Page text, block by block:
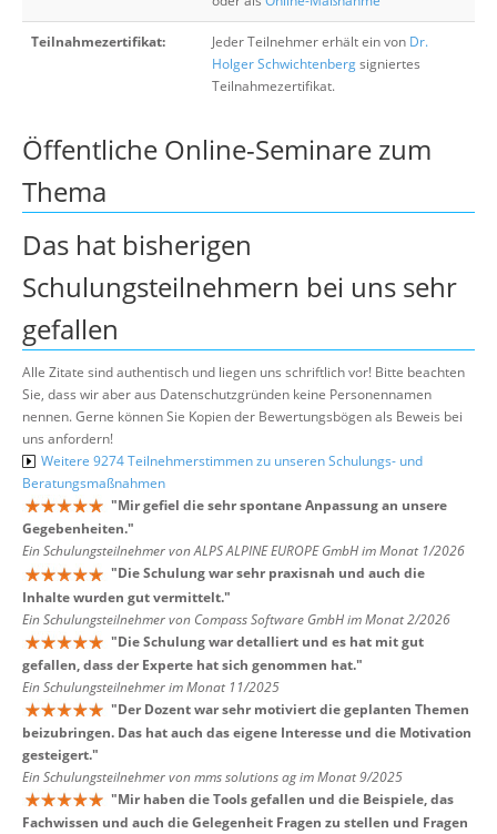
Teilnahmezertifikat: Jeder Teilnehmer erhält ein von Dr.
Holger Schwichtenbergsigniertes
Teilnahmezertifikat.
Öffentliche Online-Seminare zum
Thema
Das hat bisherigen
Schulungsteilnehmern bei uns sehr
gefallen
Alle Zitate sind authentisch und liegen uns schriftlich vor! Bitte beachten
Sie, dass wir aber aus Datenschutzgründen keine Personennamen
nennen. Gerne können Sie Kopien der Bewertungsbögen als Beweis bei
uns anfordern!
Weitere 9274 Teilnehmerstimmen zu unseren Schulungs- und
Beratungsmaßnahmen
"Mir gefiel die sehr spontane Anpassung an unsere
Gegebenheiten."
Ein Schulungsteilnehmer von ALPS ALPINE EUROPE GmbH im Monat 1/2026
"Die Schulung war sehr praxisnah und auch die
Inhalte wurden gut vermittelt."
Ein Schulungsteilnehmer von Compass Software GmbH im Monat 2/2026
"Die Schulung war detalliert und es hat mit gut
gefallen, dass der Experte hat sich genommen hat."
Ein Schulungsteilnehmer im Monat 11/2025
"Der Dozent war sehr motiviert die geplanten Themen
beizubringen. Das hat auch das eigene Interesse und die Motivation
gesteigert."
Ein Schulungsteilnehmer von mms solutions ag im Monat 9/2025
"Mir haben die Tools gefallen und die Beispiele, das
Fachwissen und auch die Gelegenheit Fragen zu stellen und Fragen